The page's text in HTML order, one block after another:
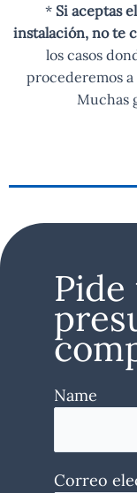
* Si aceptas
instalación, no te
los casos
procederemos
Muchas
Name
Correo